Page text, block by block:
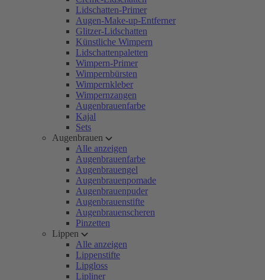
Lidschatten-Primer
Augen-Make-up-Entferner
Glitzer-Lidschatten
Künstliche Wimpern
Lidschattenpaletten
Wimpern-Primer
Wimpernbürsten
Wimpernkleber
Wimpernzangen
Augenbrauenfarbe
Kajal
Sets
Augenbrauen
Alle anzeigen
Augenbrauenfarbe
Augenbrauengel
Augenbrauenpomade
Augenbrauenpuder
Augenbrauenstifte
Augenbrauenscheren
Pinzetten
Lippen
Alle anzeigen
Lippenstifte
Lipgloss
Lipliner